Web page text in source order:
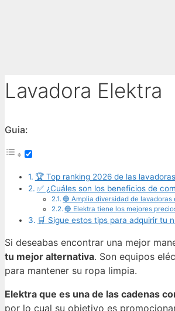
Lavadora Elektra
Guia:
🏆 Top ranking 2026 de las
✅ ¿Cuáles son los beneficios de
🔵 Amplia diversidad de lavadoras
🔵 Elektra tiene los mejores
🛒 Sigue estos tips para adquirir tu
Si deseabas encontrar una mejor
tu mejor alternativa. Son equipos
para mantener su ropa limpia.
Elektra que es una de las cadenas
por lo cual su objetivo es